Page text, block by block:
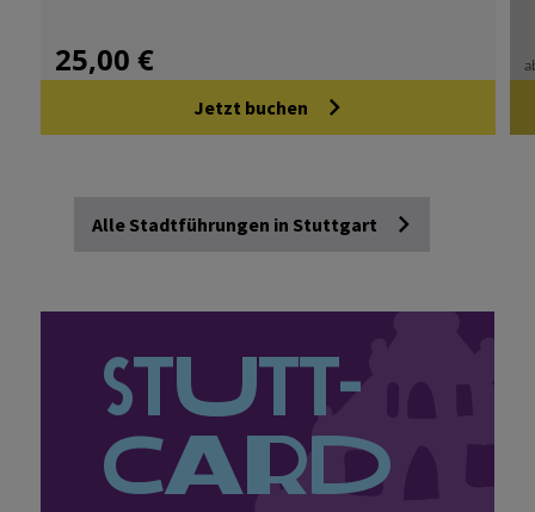
25,00 €
Jetzt buchen
Alle Stadtführungen in Stuttgart
Stutt­
Card